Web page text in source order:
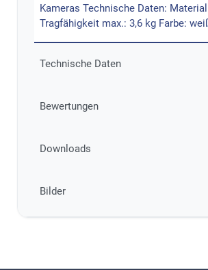
Kameras Technische Daten:
Tragfähigkeit max.: 3,6 kg Farbe:
Technische Daten
Bewertungen
Downloads
Bilder